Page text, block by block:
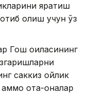
яратиш
олиш учун ўз
Гош оиласининг
саккиз ойлик
аммо ота-оналар